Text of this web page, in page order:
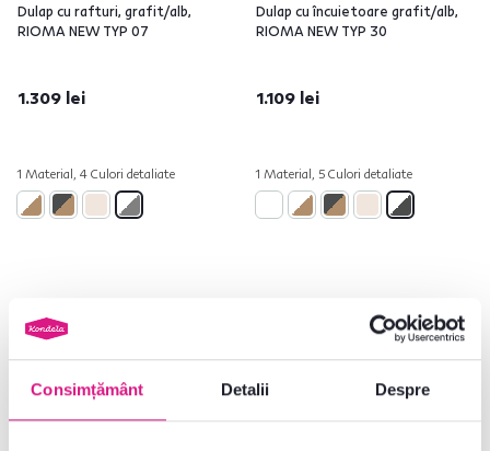
Consimțământ Detalii Despre
Dulap cu rafturi, grafit/alb,
RIOMA NEW TYP 07
1.309 lei
1 Material, 4 Culori detaliate
Dulap cu încuietoare grafit/alb,
RIOMA NEW TYP 30
1.109 lei
1 Material, 5 Culori detaliate